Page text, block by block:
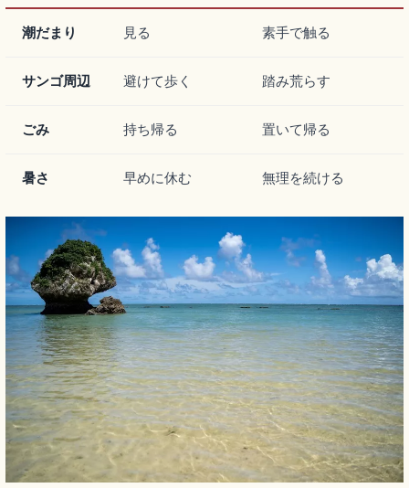
潮だまり 見る 素手で触る
サンゴ周辺 避けて歩く 踏み荒らす
ごみ 持ち帰る 置いて帰る
暑さ 早めに休む 無理を続ける